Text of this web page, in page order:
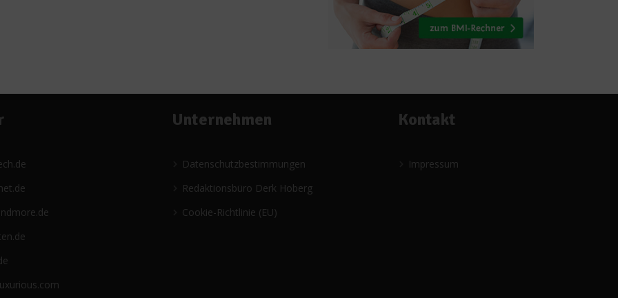
Unternehmen
Datenschutzbestimmungen
Redaktionsbüro Derk Hoberg
Cookie-Richtlinie (EU)
Kontakt
Impressum